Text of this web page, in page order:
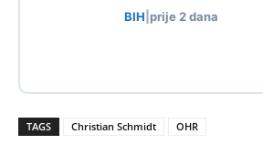
BIH prije 2 dana
TAGS Christian Schmidt OHR